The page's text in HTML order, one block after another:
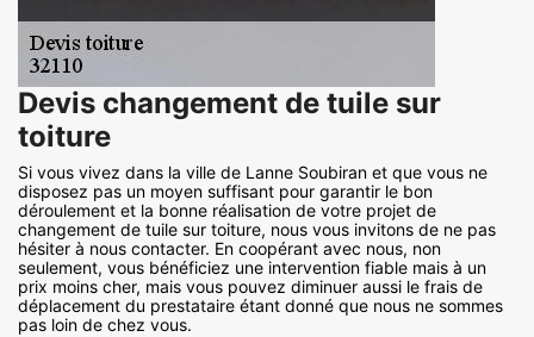
Devis changement de tuile sur
toiture
Si vous vivez dans la ville de Lanne Soubiran et que vous ne
disposez pas un moyen suffisant pour garantir le bon
déroulement et la bonne réalisation de votre projet de
changement de tuile sur toiture, nous vous invitons de ne pas
hésiter à nous contacter. En coopérant avec nous, non
seulement, vous bénéficiez une intervention fiable mais à un
prix moins cher, mais vous pouvez diminuer aussi le frais de
déplacement du prestataire étant donné que nous ne sommes
pas loin de chez vous.